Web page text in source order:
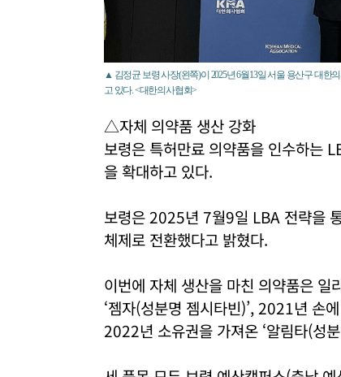
▲ 김정균 보령 사장(왼쪽)이 2025년 6월13일 서울 용산구 대
고 있다. <대한의사협회>
△자체 의약품 생산 강화
보령은 특허만료 의약품을 인수하
을 확대하고 있다.
보령은 2025년 7월9일 LBA 전략을
체제로 전환했다고 밝혔다.
이번에 자체 생산을 마친 의약품은
‘젬자(성분명 젬시타빈)’, 2021년 손
2022년 소유권을 가져온 ‘알림타(성